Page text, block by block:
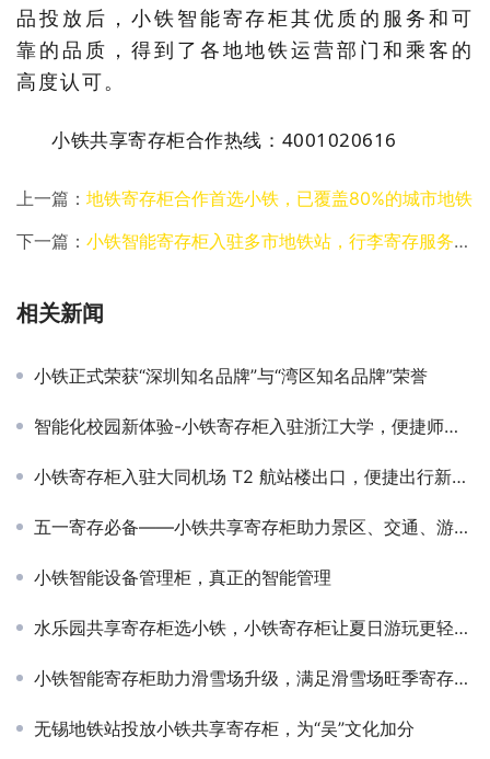
品投放后，小铁智能寄存柜其优质的服务和可
靠的品质，得到了各地地铁运营部门和乘客的
高度认可。
小铁共享寄存柜合作热线：4001020616
上一篇： 地铁寄存柜合作首选小铁，已覆盖80%的城市地铁
下一篇： 小铁智能寄存柜入驻多市地铁站，行李寄存服务已成地铁建设新趋势
相关新闻
小铁正式荣获“深圳知名品牌”与“湾区知名品牌”荣誉
智能化校园新体验-小铁寄存柜入驻浙江大学，便捷师生服务
小铁寄存柜入驻大同机场 T2 航站楼出口，便捷出行新选择
五一寄存必备——小铁共享寄存柜助力景区、交通、游乐场
小铁智能设备管理柜，真正的智能管理
水乐园共享寄存柜选小铁，小铁寄存柜让夏日游玩更轻松！
小铁智能寄存柜助力滑雪场升级，满足滑雪场旺季寄存需求
无锡地铁站投放小铁共享寄存柜，为“吴”文化加分